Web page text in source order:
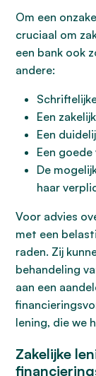
Om een
cruciaal om
een bank ook
andere:
Een
Een
Een
De
haar
Voor advies
met een
raden. Zij
behandeling
aan een
lening, die we
Zakelijke